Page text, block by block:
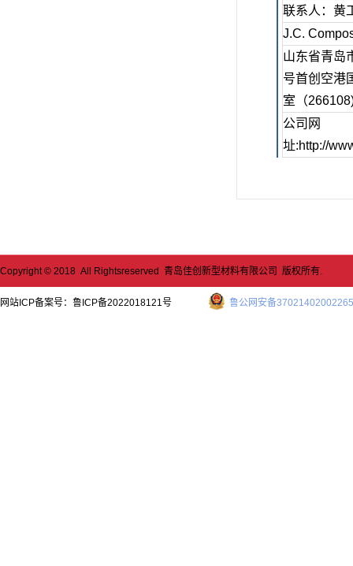
联系人：黄
J.C.
山东省青岛
号首创空港
室（
公司网
址:http://
Copyright © 2018 All Rightsreserved 青岛佳创新型材料有限公司 版权所有.
鲁公网安备
网站ICP备案号： 鲁ICP备2022018121号